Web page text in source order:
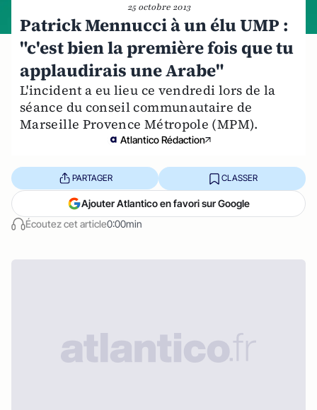
25 octobre 2013
Patrick Mennucci à un élu UMP :
"c'est bien la première fois que tu
applaudirais une Arabe"
L'incident a eu lieu ce vendredi lors de la
séance du conseil communautaire de
Marseille Provence Métropole (MPM).
Atlantico Rédaction
Écoutez cet article0:00min
PARTAGER CLASSER
Ajouter Atlantico en favori sur Google